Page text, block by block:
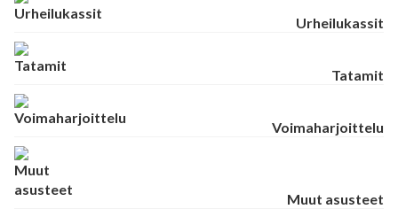
Urheilukassit
Tatamit
Voimaharjoittelu
Muut asusteet